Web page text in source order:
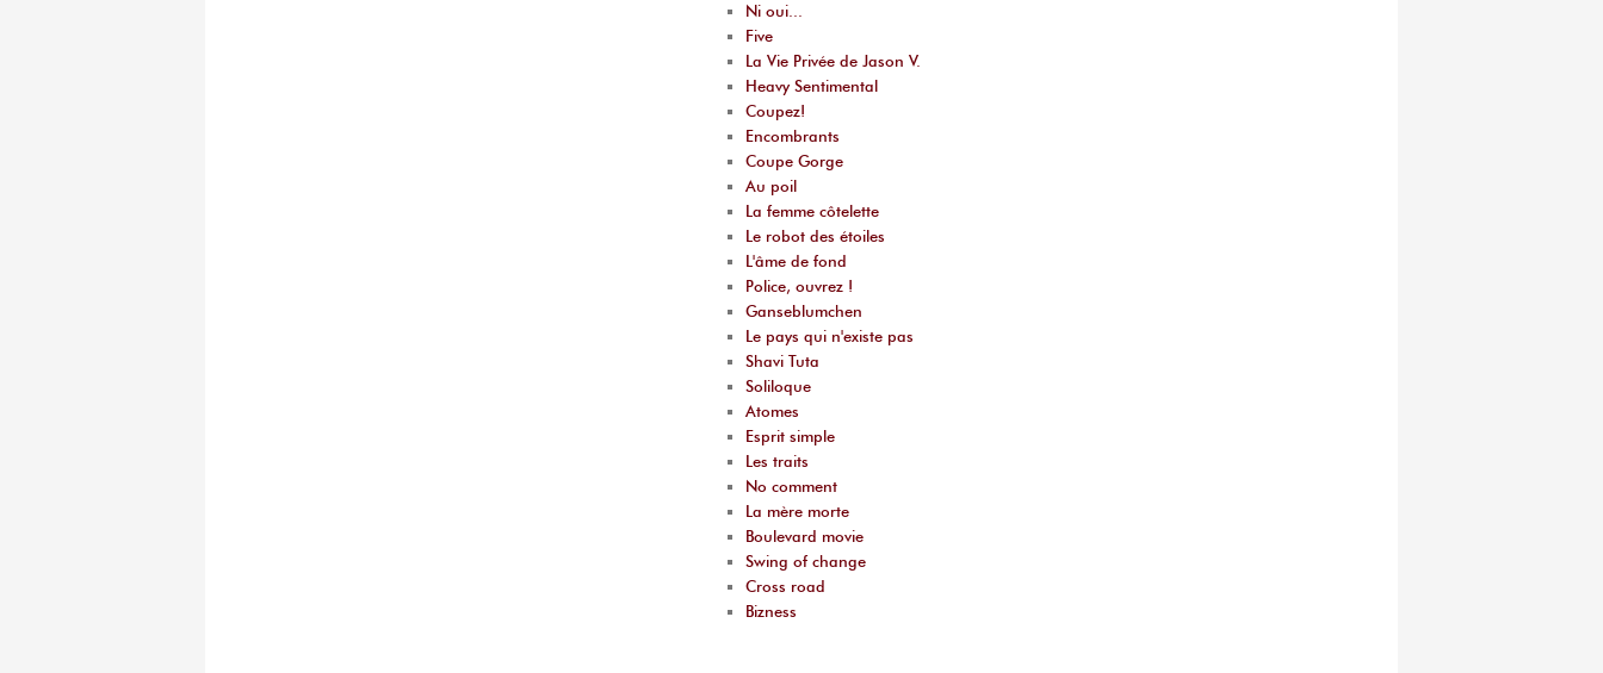
Ni oui...
Five
La Vie Privée de Jason V.
Heavy Sentimental
Coupez!
Encombrants
Coupe Gorge
Au poil
La femme côtelette
Le robot des étoiles
L'âme de fond
Police, ouvrez !
Ganseblumchen
Le pays qui n'existe pas
Shavi Tuta
Soliloque
Atomes
Esprit simple
Les traits
No comment
La mère morte
Boulevard movie
Swing of change
Cross road
Bizness